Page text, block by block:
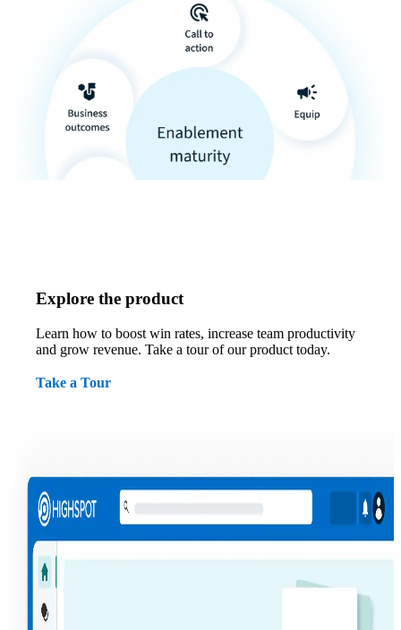
Explore the product
Learn how to boost win rates, increase team productivity
and grow revenue. Take a tour of our product today.
Take a Tour